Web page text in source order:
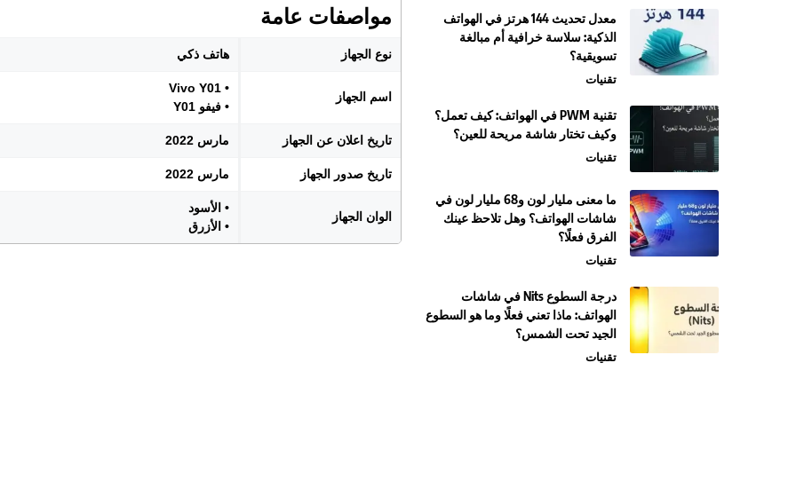
مواصفات عامة
نوع الجهاز هاتف ذكي
اسم الجهاز
• Vivo Y01
• فيفو Y01
تاريخ اعلان عن الجهاز مارس 2022
تاريخ صدور الجهاز مارس 2022
الوان الجهاز
• الأسود
• الأزرق
معدل تحديث 144 هرتز في الهواتف
الذكية: سلاسة خرافية أم مبالغة
تسويقية؟
تقنيات
تقنية PWM في الهواتف: كيف تعمل؟
وكيف تختار شاشة مريحة للعين؟
تقنيات
ما معنى مليار لون و68 مليار لون في
شاشات الهواتف؟ وهل تلاحظ عينك
الفرق فعلًا؟
تقنيات
درجة السطوع Nits في شاشات
الهواتف: ماذا تعني فعلًا وما هو السطوع
الجيد تحت الشمس؟
تقنيات